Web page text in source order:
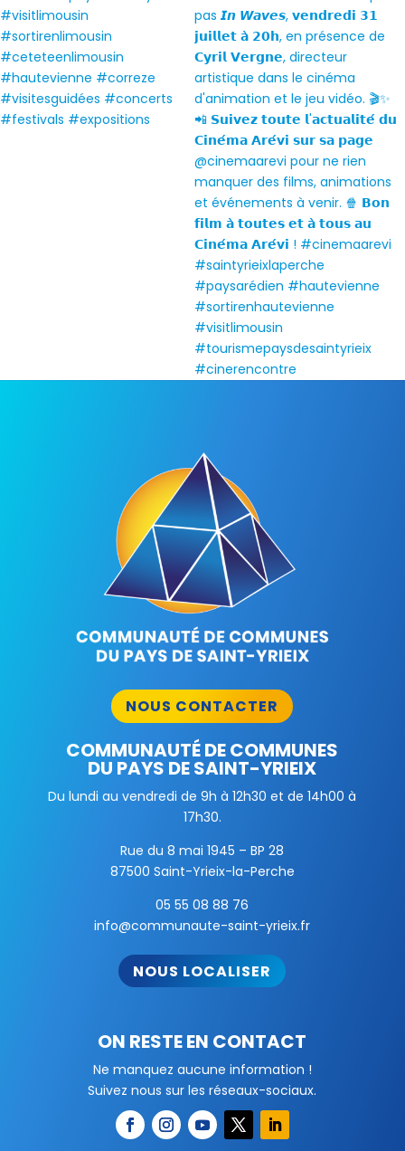
NOUS CONTACTER
COMMUNAUTÉ DE COMMUNES
DU PAYS DE SAINT-YRIEIX
Du lundi au vendredi de 9h à 12h30 et de 14h00 à
17h30.
Rue du 8 mai 1945 – BP 28
87500 Saint-Yrieix-la-Perche
05 55 08 88 76
info@communaute-saint-yrieix.fr
NOUS LOCALISER
ON RESTE EN CONTACT
Ne manquez aucune information !
Suivez nous sur les réseaux-sociaux.